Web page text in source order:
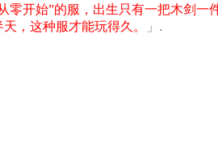
零开始”的服，出生只有一把木剑
，这种服才能玩得久。
」.